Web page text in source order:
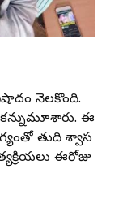
నెల‌కొంది.
ఈ
తుది శ్వాస
ఈరోజు